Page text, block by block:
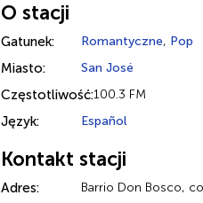
O stacji
Gatunek: Romantyczne, Pop
Miasto: San José
Częstotliwość:100.3 FM
Język: Español
Kontakt stacji
Adres: Barrio Don Bosco,